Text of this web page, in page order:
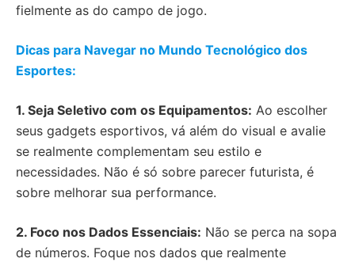
fielmente as do campo de jogo.
Dicas para Navegar no Mundo Tecnológico dos
Esportes:
1. Seja Seletivo com os Equipamentos: Ao escolher
seus gadgets esportivos, vá além do visual e avalie
se realmente complementam seu estilo e
necessidades. Não é só sobre parecer futurista, é
sobre melhorar sua performance.
2. Foco nos Dados Essenciais: Não se perca na sopa
de números. Foque nos dados que realmente